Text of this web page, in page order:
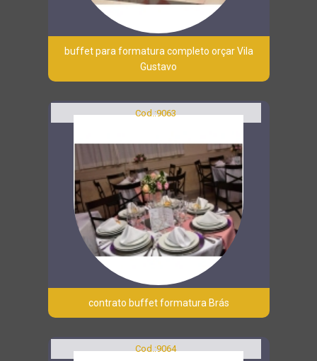
buffet para formatura completo orçar Vila
Gustavo
Cod.:9063
contrato buffet formatura Brás
Cod.:9064